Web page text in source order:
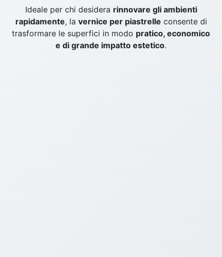
Ideale per chi desidera rinnovare gli ambienti
rapidamente, la vernice per piastrelle consente di
trasformare le superfici in modo pratico, economico
e di grande impatto estetico.